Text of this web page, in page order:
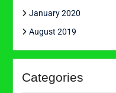
January 2020
August 2019
Categories